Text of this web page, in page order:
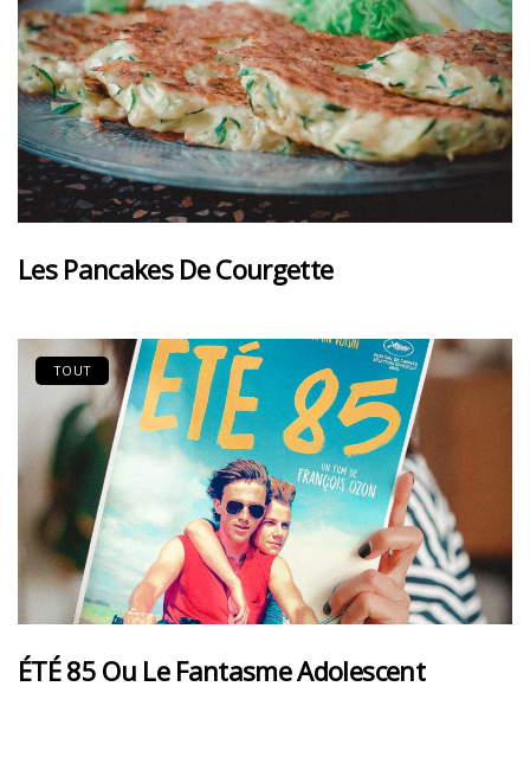
Les Pancakes De Courgette
TOUT
ÉTÉ 85 Ou Le Fantasme Adolescent